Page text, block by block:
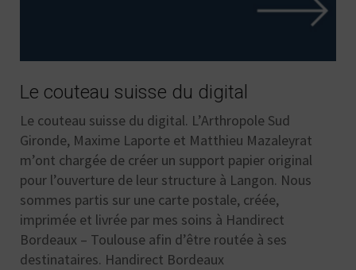
Le couteau suisse du digital
Le couteau suisse du digital. L’Arthropole Sud
Gironde, Maxime Laporte et Matthieu Mazaleyrat
m’ont chargée de créer un support papier original
pour l’ouverture de leur structure à Langon. Nous
sommes partis sur une carte postale, créée,
imprimée et livrée par mes soins à Handirect
Bordeaux – Toulouse afin d’être routée à ses
destinataires. Handirect Bordeaux